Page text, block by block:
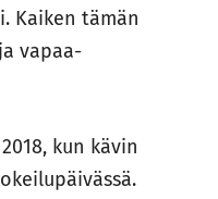
Kaiken tämän
vapaa-
kun kävin